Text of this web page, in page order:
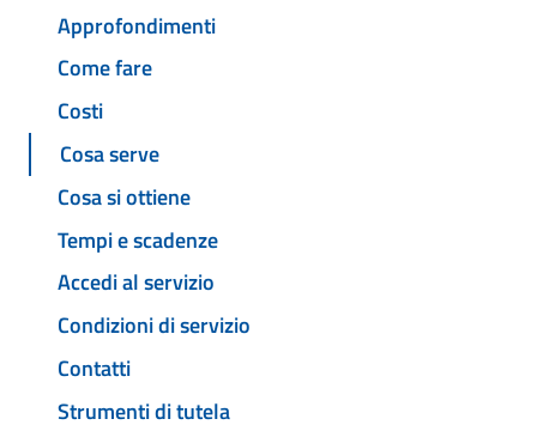
Approfondimenti
Come fare
Costi
Cosa serve
Cosa si ottiene
Tempi e scadenze
Accedi al servizio
Condizioni di servizio
Contatti
Strumenti di tutela